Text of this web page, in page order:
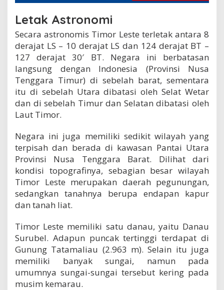
Letak Astronomi
Secara astronomis Timor Leste terletak antara 8
derajat LS – 10 derajat LS dan 124 derajat BT –
127 derajat 30′ BT. Negara ini berbatasan
langsung dengan Indonesia (Provinsi Nusa
Tenggara Timur) di sebelah barat, sementara
itu di sebelah Utara dibatasi oleh Selat Wetar
dan di sebelah Timur dan Selatan dibatasi oleh
Laut Timor.
Negara ini juga memiliki sedikit wilayah yang
terpisah dan berada di kawasan Pantai Utara
Provinsi Nusa Tenggara Barat. Dilihat dari
kondisi topografinya, sebagian besar wilayah
Timor Leste merupakan daerah pegunungan,
sedangkan tanahnya berupa endapan kapur
dan tanah liat.
Timor Leste memiliki satu danau, yaitu Danau
Surubel. Adapun puncak tertinggi terdapat di
Gunung Tatamaliau (2.963 m). Selain itu juga
memiliki banyak sungai, namun pada
umumnya sungai-sungai tersebut kering pada
musim kemarau.